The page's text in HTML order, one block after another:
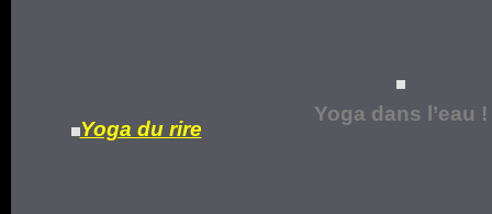
Yoga du rire
Yoga dans l’eau !